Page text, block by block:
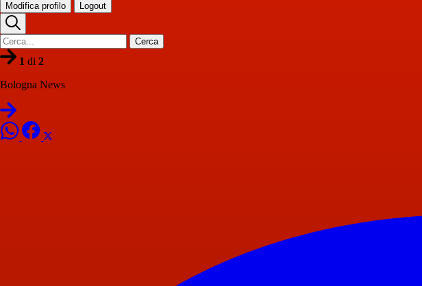
Modifica profilo Logout
Cerca
1 di 2
Bologna News